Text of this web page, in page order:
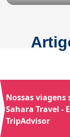
Multidestinos
Viagens
Nossas viagens
Sahara Travel -
TripAdvisor